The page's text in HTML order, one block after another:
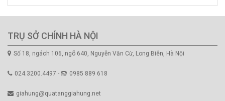
TRỤ SỞ CHÍNH HÀ NỘI
Số 18, ngách 106, ngõ 640, Nguyễn Văn Cừ, Long Biên, Hà Nội
024.3200.4497 - 0985 889 618
giahung@quatanggiahung.net